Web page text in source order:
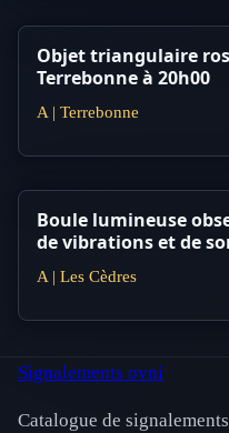
Objet triangulaire
Terrebonne à 20h00
A | Terrebonne
Boule lumineuse
de vibrations et de
A | Les Cèdres
Signalements ovni
Catalogue de